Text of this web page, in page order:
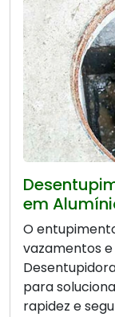
em
O
vazamentos
para
rapidez e